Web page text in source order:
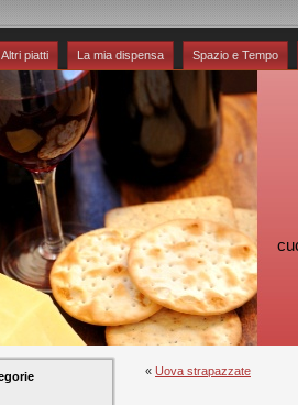
Altri piatti La mia dispensa Spazio e Tempo
« Uova strapazzate